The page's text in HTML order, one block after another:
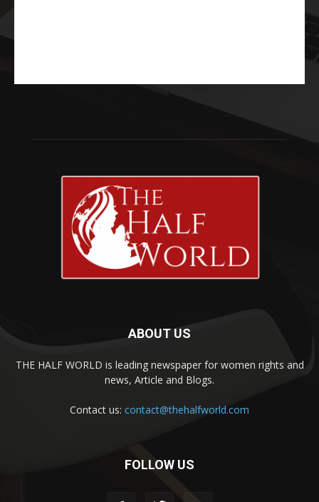
ABOUT US
THE HALF WORLD is leading newspaper for women rights and
news, Article and Blogs.
Contact us: contact@thehalfworld.com
FOLLOW US